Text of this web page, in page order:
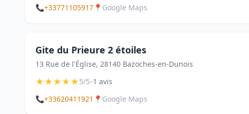
📞+33771105917 📍 Google Maps
Gite du Prieure 2 étoiles
13 Rue de l'Église, 28140 Bazoches-en-Dunois
★★★★★5/5•1 avis
📞+33620411921 📍 Google Maps